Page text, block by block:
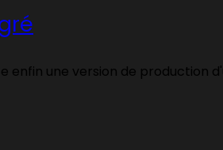
enfin une version de production